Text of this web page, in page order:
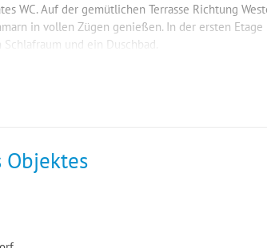
WC. Auf der gemütlichen Terrasse Richtung
in vollen Zügen genießen. In der ersten Etage
und ein Duschbad.
Objektes